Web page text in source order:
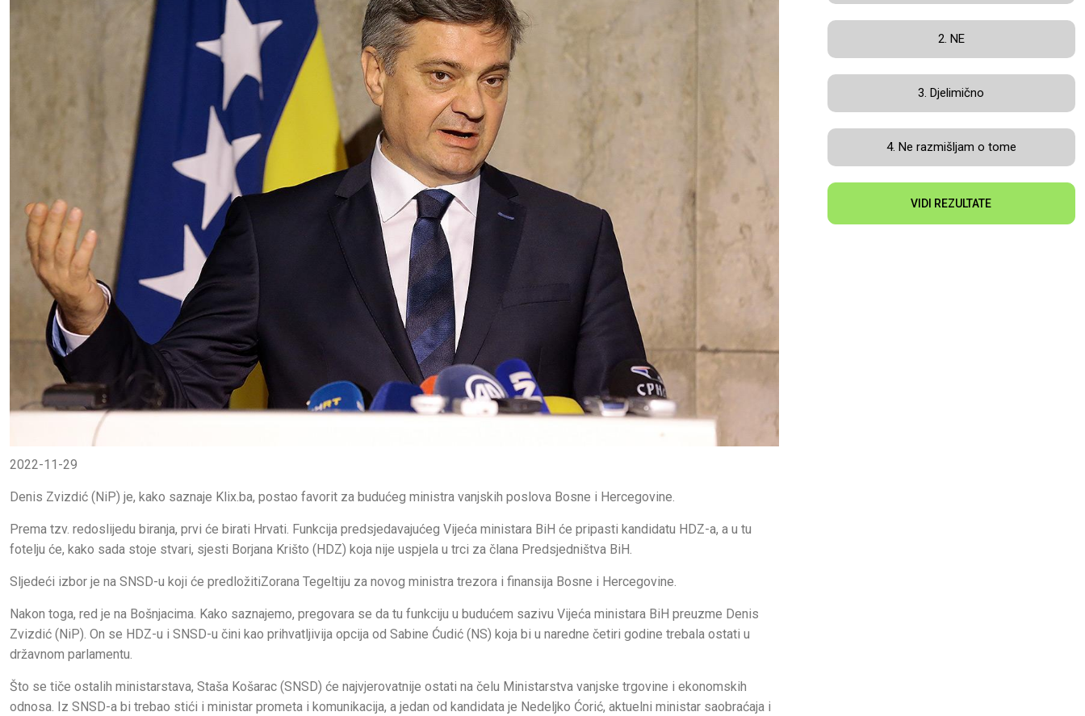
2022-11-29
Denis Zvizdić (NiP) je, kako saznaje Klix.ba, postao favorit za budućeg ministra vanjskih poslova Bosne i Hercegovine.
Prema tzv. redoslijedu biranja, prvi će birati Hrvati. Funkcija predsjedavajućeg Vijeća ministara BiH će pripasti kandidatu HDZ-a, a u tu
fotelju će, kako sada stoje stvari, sjesti Borjana Krišto (HDZ) koja nije uspjela u trci za člana Predsjedništva BiH.
Sljedeći izbor je na SNSD-u koji će predložitiZorana Tegeltiju za novog ministra trezora i finansija Bosne i Hercegovine.
Nakon toga, red je na Bošnjacima. Kako saznajemo, pregovara se da tu funkciju u budućem sazivu Vijeća ministara BiH preuzme Denis
Zvizdić (NiP). On se HDZ-u i SNSD-u čini kao prihvatljivija opcija od Sabine Ćudić (NS) koja bi u naredne četiri godine trebala ostati u
državnom parlamentu.
Što se tiče ostalih ministarstava, Staša Košarac (SNSD) će najvjerovatnije ostati na čelu Ministarstva vanjske trgovine i ekonomskih
odnosa. Iz SNSD-a bi trebao stići i ministar prometa i komunikacija, a jedan od kandidata je Nedeljko Ćorić, aktuelni ministar saobraćaja i
2. NE
3. Djelimično
4. Ne razmišljam o tome
VIDI REZULTATE